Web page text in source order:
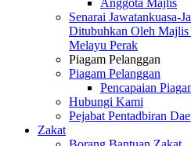
Anggota Majlis
Senarai Jawatankuasa-
Ditubuhkan Oleh
Melayu Perak
Piagam Pelanggan
Piagam Pelanggan
Pencapaian
Hubungi Kami
Pejabat Pentadbiran
Zakat